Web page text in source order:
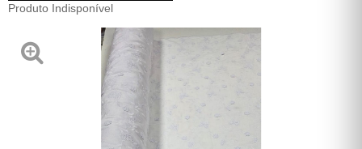
Produto Indisponível